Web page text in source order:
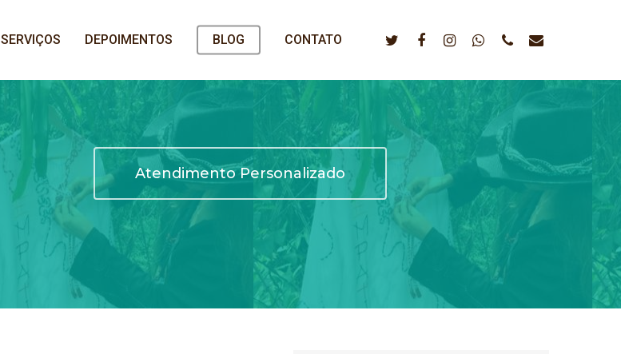
SERVIÇOS DEPOIMENTOS BLOG CONTATO
Atendimento Personalizado